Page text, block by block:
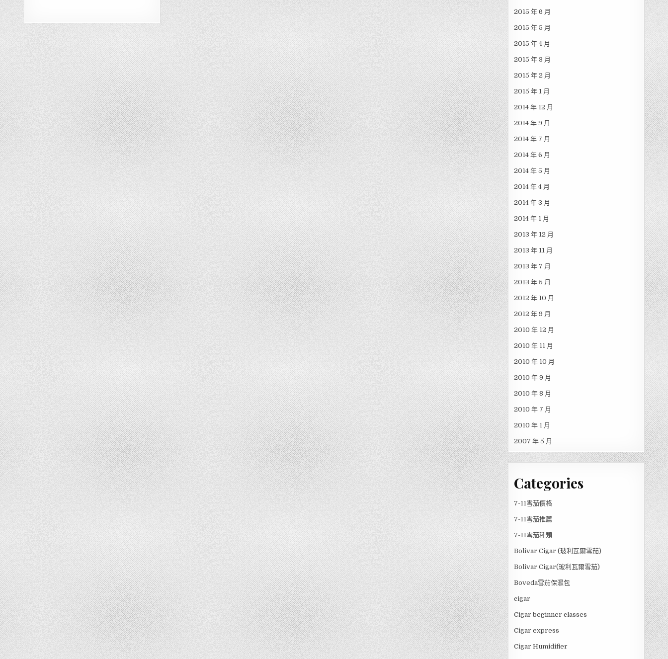
2015 年 6 月
2015 年 5 月
2015 年 4 月
2015 年 3 月
2015 年 2 月
2015 年 1 月
2014 年 12 月
2014 年 9 月
2014 年 7 月
2014 年 6 月
2014 年 5 月
2014 年 4 月
2014 年 3 月
2014 年 1 月
2013 年 12 月
2013 年 11 月
2013 年 7 月
2013 年 5 月
2012 年 10 月
2012 年 9 月
2010 年 12 月
2010 年 11 月
2010 年 10 月
2010 年 9 月
2010 年 8 月
2010 年 7 月
2010 年 1 月
2007 年 5 月
Categories
7-11雪茄價格
7-11雪茄推薦
7-11雪茄種類
Bolivar Cigar (玻利瓦爾雪茄)
Bolivar Cigar(玻利瓦爾雪茄)
Boveda雪茄保濕包
cigar
Cigar beginner classes
Cigar express
Cigar Humidifier